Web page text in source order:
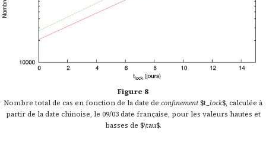
Figure 8
Nombre total de cas en fonction de la date de confinement$t_ lock$, calculée à
partir de la date chinoise, le 09/03 date française, pour les valeurs hautes et
basses de $\tau$.